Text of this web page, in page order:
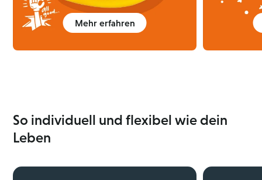
Mehr erfahren
So individuell und flexibel wie dein
Leben